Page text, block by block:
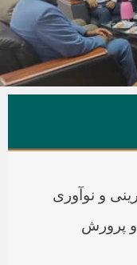
و نوآوری
پرورش